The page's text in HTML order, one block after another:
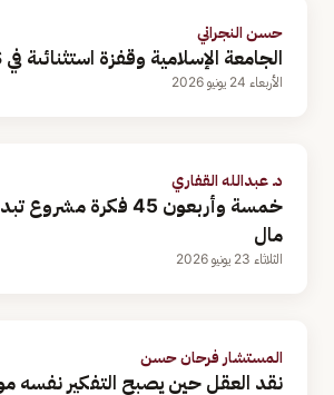
حسن النجراني
الجامعة الإسلامية وقفزة استثنائىة في QS
الأربعاء 24 يونيو 2026
د. عبدالله القفاري
خمسة وأربعون 45 فكرة
مال
الثلاثاء 23 يونيو 2026
المستشار فرحان حسن
نقد العقل حين يصبح التفكير نفسه